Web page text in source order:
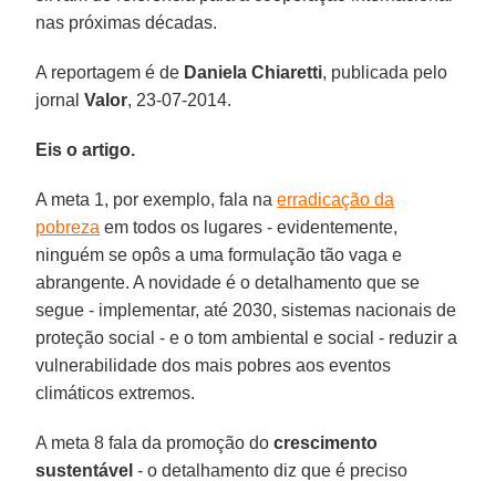
nas próximas décadas.
A reportagem é de Daniela Chiaretti, publicada pelo
jornalValor, 23-07-2014.
Eis o artigo.
A meta 1, por exemplo, fala naerradicação da
pobreza em todos os lugares - evidentemente,
ninguém se opôs a uma formulação tão vaga e
abrangente. A novidade é o detalhamento que se
segue - implementar, até 2030, sistemas nacionais de
proteção social - e o tom ambiental e social - reduzir a
vulnerabilidade dos mais pobres aos eventos
climáticos extremos.
A meta 8 fala da promoção docrescimento
sustentável - o detalhamento diz que é preciso